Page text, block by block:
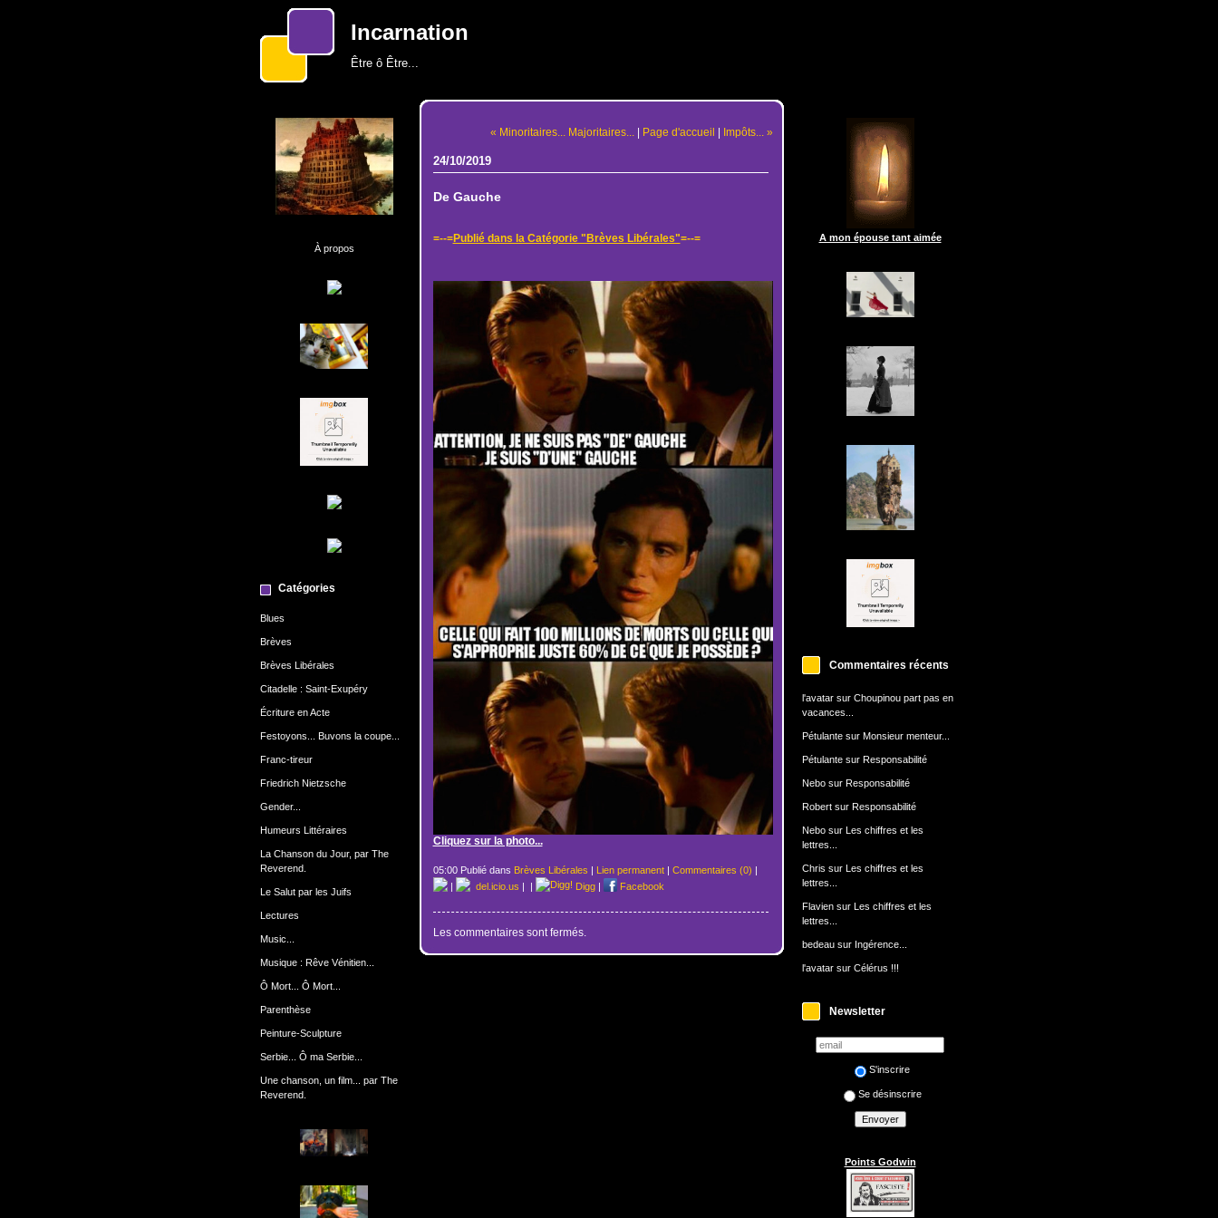
Incarnation
Être ô Être...
À propos
Catégories
Blues
Brèves
Brèves Libérales
Citadelle : Saint-Exupéry
Écriture en Acte
Festoyons... Buvons la coupe...
Franc-tireur
Friedrich Nietzsche
Gender...
Humeurs Littéraires
La Chanson du Jour, par The
Reverend.
Le Salut par les Juifs
Lectures
Music...
Musique : Rêve Vénitien...
Ô Mort... Ô Mort...
Parenthèse
Peinture-Sculpture
Serbie... Ô ma Serbie...
Une chanson, un film... par The
Reverend.
A mon épouse tant aimée
Commentaires récents
l'avatarsur Choupinou part pas en
vacances...
Pétulantesur Monsieur menteur...
Pétulantesur Responsabilité
Nebosur Responsabilité
Robertsur Responsabilité
Nebosur Les chiffres et les
lettres...
Chris sur Les chiffres et les
lettres...
Flaviensur Les chiffres et les
lettres...
bedeausur Ingérence...
l'avatarsur Célérus !!!
Newsletter
S'inscrire
Se désinscrire
Points Godwin
« Minoritaires... Majoritaires... | Page d'accueil | Impôts... »
24/10/2019
De Gauche
=--=Publié dans la Catégorie "Brèves Libérales"=--=
Cliquez sur la photo...
05:00 Publié dans Brèves Libérales Lien permanent| Commentaires (0)
|
del.icio.us Digg| Facebook
Les commentaires sont fermés.